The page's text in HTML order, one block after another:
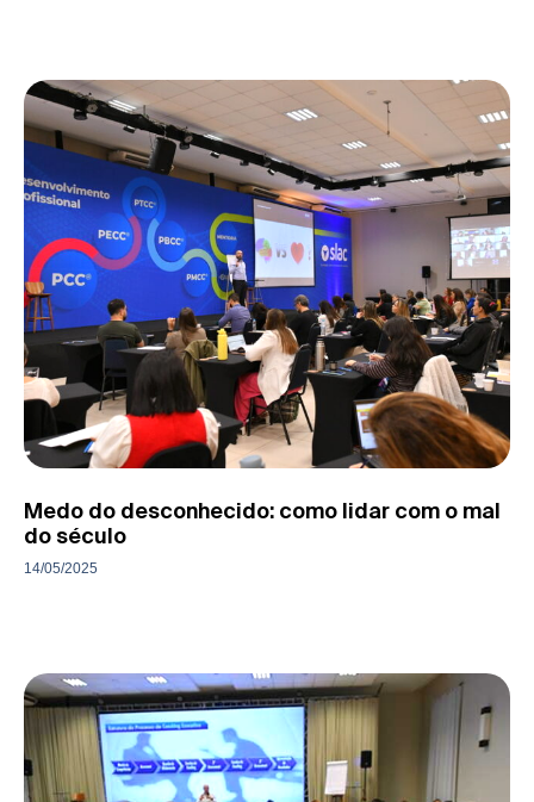
Medo do desconhecido: como lidar com o mal
do século
14/05/2025